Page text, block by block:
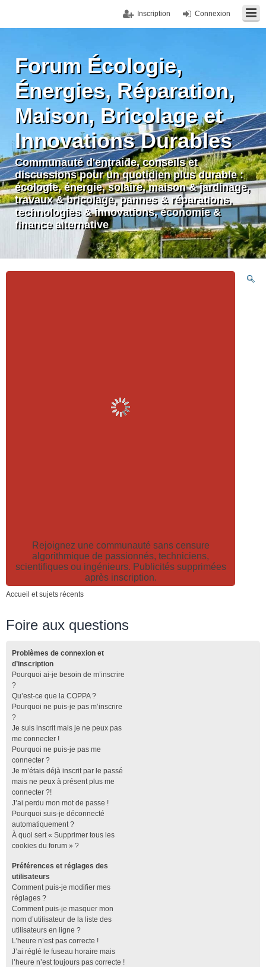
Connexion
Inscription
Forum Écologie,
Énergies, Réparation,
Maison, Bricolage et
Innovations Durables
Communauté d'entraide, conseils et
discussions pour un quotidien plus durable :
écologie, énergie, solaire, maison & jardinage,
travaux & bricolage, pannes & réparations,
technologies & innovations, économie &
finance alternative
Rejoignez une communauté sans censure
algorithmique de passionnés, techniciens,
scientifiques ou ingénieurs. Publicités supprimées
après inscription.
Accueil et sujets récents
Foire aux questions
Problèmes de connexion et
d’inscription
Pourquoi ai-je besoin de m’inscrire
?
Qu’est-ce que la COPPA ?
Pourquoi ne puis-je pas m’inscrire
?
Je suis inscrit mais je ne peux pas
me connecter !
Pourquoi ne puis-je pas me
connecter ?
Je m’étais déjà inscrit par le passé
mais ne peux à présent plus me
connecter ?!
J’ai perdu mon mot de passe !
Pourquoi suis-je déconnecté
automatiquement ?
À quoi sert « Supprimer tous les
cookies du forum » ?
Préférences et réglages des
utilisateurs
Comment puis-je modifier mes
réglages ?
Comment puis-je masquer mon
nom d’utilisateur de la liste des
utilisateurs en ligne ?
L’heure n’est pas correcte !
J’ai réglé le fuseau horaire mais
l’heure n’est toujours pas correcte !